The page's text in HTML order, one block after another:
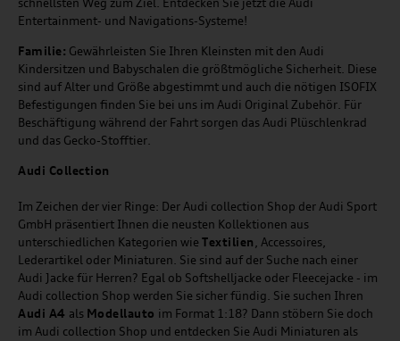
schnellsten Weg zum Ziel. Entdecken Sie jetzt die Audi
Entertainment- und Navigations-Systeme!
Familie: Gewährleisten Sie Ihren Kleinsten mit den Audi
Kindersitzen und Babyschalen die größtmögliche Sicherheit. Diese
sind auf Alter und Größe abgestimmt und auch die nötigen ISOFIX
Befestigungen finden Sie bei uns im Audi Original Zubehör. Für
Beschäftigung während der Fahrt sorgen das Audi Plüschlenkrad
und das Gecko-Stofftier.
Audi Collection
Im Zeichen der vier Ringe: Der Audi collection Shop der Audi Sport
GmbH präsentiert Ihnen die neusten Kollektionen aus
unterschiedlichen Kategorien wie Textilien, Accessoires,
Lederartikel oder Miniaturen. Sie sind auf der Suche nach einer
Audi Jacke für Herren? Egal ob Softshelljacke oder Fleecejacke - im
Audi collection Shop werden Sie sicher fündig. Sie suchen Ihren
Audi A4 als Modellauto im Format 1:18? Dann stöbern Sie doch
im Audi collection Shop und entdecken Sie Audi Miniaturen als